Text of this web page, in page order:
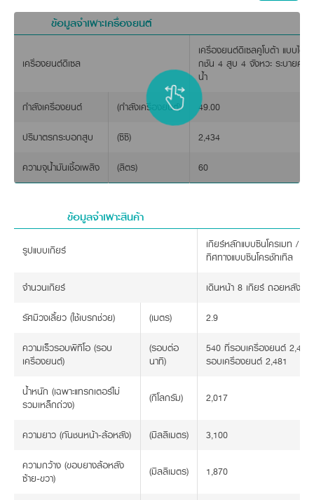
ชุดต่อพ่วงอุปกรณ์ 3 จุด
แข็งแรงด้วยการออกแบบให้ชุดแขนยกสามารถรองรับน้ำหนัก และภ
การออกแบบที่ล้ำสมัย ดีไซน์โดดเด่น โครสร้างแข็งแกร่งทนทาน เ
คุ้มค่า รองรับน้ำมัน B20
ลดมลพิษ เป็นมิตรต่อสิ่งแวดล้อม ลดปัญหาฝุ่นละอองขนาดเล็ก
ข้อมูลจำเพาะเครื่องยนต์
เครื่องยนต์ดีเซล
เครื่องยนต์ดีเซลคูโบต้า แบบไดเ
กชัน 4 สูบ 4 จังหวะ ระบายคว
น้ำ
กำลังเครื่องยนต์ (กำลังเครื่องยนต์) 49.00
ปริมาตรกระบอกสูบ (ซีซี) 2,434
ความจุน้ำมันเชื้อเพลิง (ลิตร) 60
ข้อมูลจำเพาะสินค้า
รูปแบบเกียร์
เกียร์หลักแบบซินโครเมท / เ
ทิศทางแบบซินโครชัทเทิล
จำนวนเกียร์ เดินหน้า 8 เกียร์ ถอยหลัง 8
รัศมีวงเลี้ยว (ใช้เบรกช่วย) (เมตร) 2.9
ความเร็วรอบพีทีโอ (รอบ
เครื่องยนต์)
(รอบต่อ
นาที)
540 ที่รอบเครื่องยนต์
รอบเครื่องยนต์ 2,481
น้ำหนัก (เฉพาะแทรกเตอร์ไม่
รวมเหล็กถ่วง)
(กิโลกรัม) 2,017
ความยาว (กันชนหน้า-ล้อหลัง) (มิลลิเมตร) 3,100
ความกว้าง (ขอบยางล้อหลัง
ซ้าย-ขวา)
(มิลลิเมตร) 1,870